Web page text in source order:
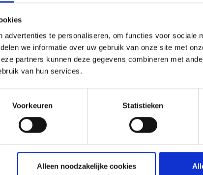
advertenties te personaliseren, om functies voor sociale
we informatie over uw gebruik van onze site met
partners kunnen deze gegevens combineren met
van hun services.
Voorkeuren Statistieken
Alleen noodzakelijke cookies